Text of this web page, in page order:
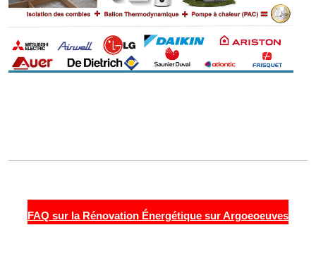
FAQ sur la Rénovation Énergétique sur Argoeoeuves